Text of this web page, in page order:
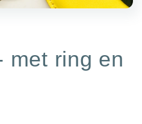
met ring en